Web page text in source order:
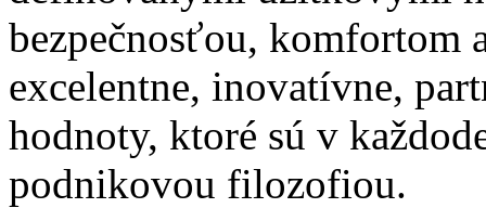
bezpečnosťou, komfortom
excelentne, inovatívne,
hodnoty, ktoré sú v
podnikovou filozofiou.